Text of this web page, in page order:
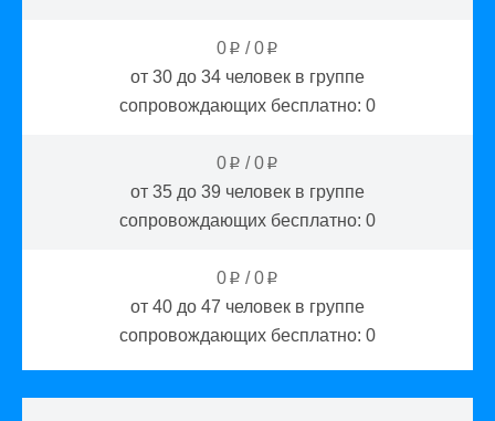
0 p /0 p
от 30 до 34 человек в группе
сопровождающих бесплатно: 0
0 p /0 p
от 35 до 39 человек в группе
сопровождающих бесплатно: 0
0 p /0 p
от 40 до 47 человек в группе
сопровождающих бесплатно: 0